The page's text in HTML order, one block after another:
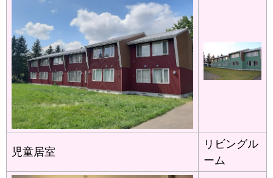
児童居室
リビングル
ーム